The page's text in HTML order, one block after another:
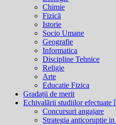
Chimie
Fizică
Istorie
Socio Umane
Geografie
Informatica
Discipline Tehnice
Religie
Arte
Educatie Fizica
Gradații de merit
Echivalării studiilor efectuate
Concursuri angajare
Strategia anticoruptie in